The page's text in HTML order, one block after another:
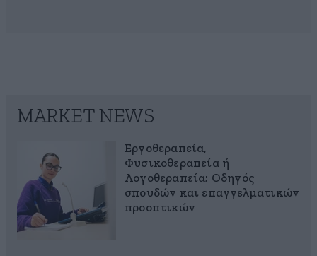
MARKET NEWS
Εργοθεραπεία,
Φυσικοθεραπεία ή
Λογοθεραπεία; Οδηγός
σπουδών και επαγγελματικών
προοπτικών